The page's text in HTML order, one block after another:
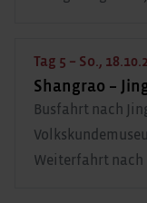
Tag 5 – So.,
Shangrao –
Busfahrt nach
Weiterfahrt nach